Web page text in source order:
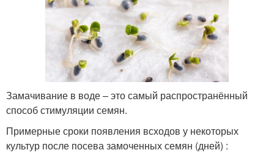
Замачивание в воде – это самый распространённый
способ стимуляции семян.
Примерные сроки появления всходов у некоторых
культур после посева замоченных семян (дней) :